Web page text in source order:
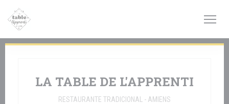
LA TABLE DE L'APPRENTI
RESTAURANTE TRADICIONAL - AMIENS